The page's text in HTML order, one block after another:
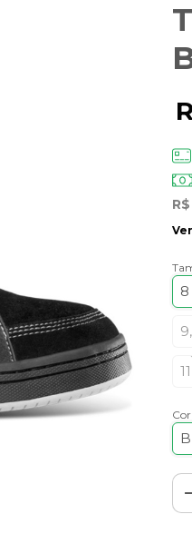
8
Cor